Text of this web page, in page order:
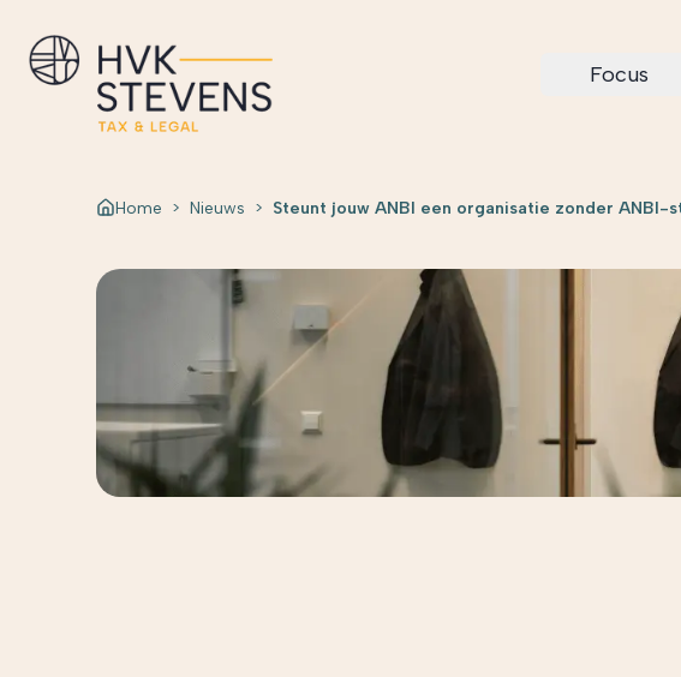
Focus
Home > Nieuws > Steunt jouw ANBI een organisatie zonder ANBI-